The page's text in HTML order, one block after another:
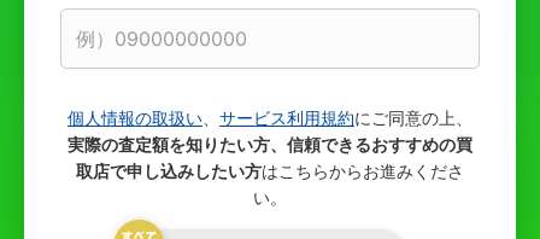
個人情報の取扱い サービス利用規約にご同意の上、
実際の査定額を知りたい方、信頼できるおすすめの買
取店で申し込みしたい方はこちらからお進みくださ
い。